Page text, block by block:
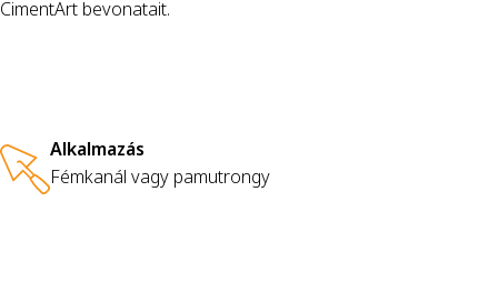
CimentArt bevonatait.
Alkalmazás
Fémkanál vagy pamutrongy